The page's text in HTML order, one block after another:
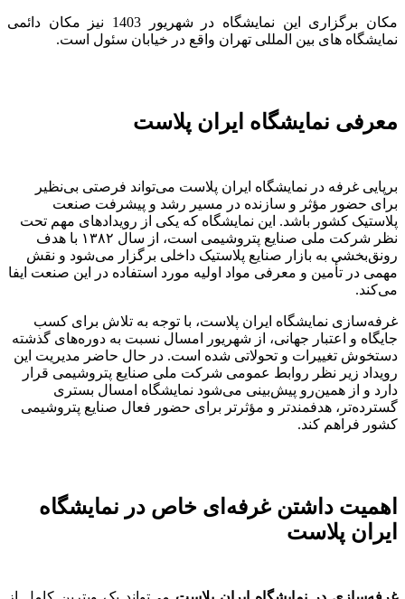
مکان برگزاری این نمایشگاه در شهریور 1403 نیز مکان دائمی
نمایشگاه های بین المللی تهران واقع در خیابان سئول است.
معرفی نمایشگاه ایران پلاست
برپایی غرفه در نمایشگاه ایران پلاست می‌تواند فرصتی بی‌نظیر
برای حضور مؤثر و سازنده در مسیر رشد و پیشرفت صنعت
پلاستیک کشور باشد. این نمایشگاه که یکی از رویدادهای مهم تحت
نظر شرکت ملی صنایع پتروشیمی است، از سال ۱۳۸۲ با هدف
رونق‌بخشی به بازار صنایع پلاستیک داخلی برگزار می‌شود و نقش
مهمی در تأمین و معرفی مواد اولیه مورد استفاده در این صنعت ایفا
می‌کند.
غرفه‌سازی نمایشگاه ایران پلاست، با توجه به تلاش برای کسب
جایگاه و اعتبار جهانی، از شهریور امسال نسبت به دوره‌های گذشته
دستخوش تغییرات و تحولاتی شده است. در حال حاضر مدیریت این
رویداد زیر نظر روابط عمومی شرکت ملی صنایع پتروشیمی قرار
دارد و از همین‌رو پیش‌بینی می‌شود نمایشگاه امسال بستری
گسترده‌تر، هدفمندتر و مؤثرتر برای حضور فعال صنایع پتروشیمی
کشور فراهم کند.
اهمیت داشتن غرفه‌ای خاص در نمایشگاه
ایران پلاست